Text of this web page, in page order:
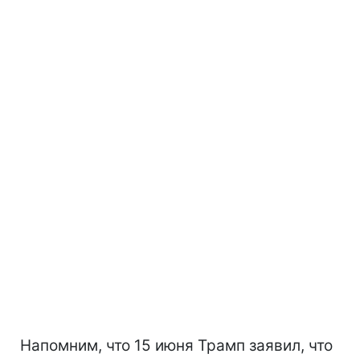
Напомним, что 15 июня Трамп заявил, что